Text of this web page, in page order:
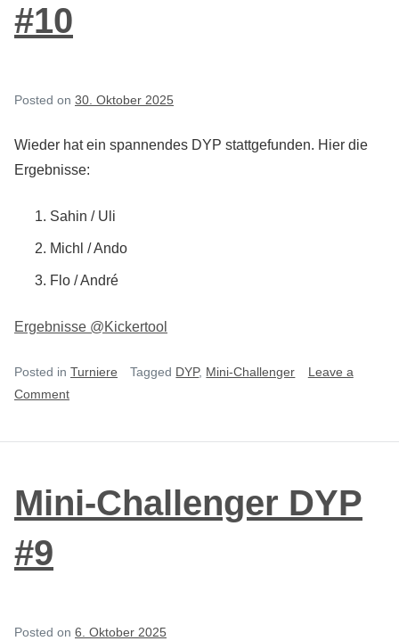
#10
Posted on 30. Oktober 2025
Wieder hat ein spannendes DYP stattgefunden. Hier die
Ergebnisse:
Sahin / Uli
Michl / Ando
Flo / André
Ergebnisse @Kickertool
Posted in Turniere Tagged DYP, Mini-Challenger
Leave a
Commenton
Mini-Challenger DYP
#9
Posted on 6. Oktober 2025